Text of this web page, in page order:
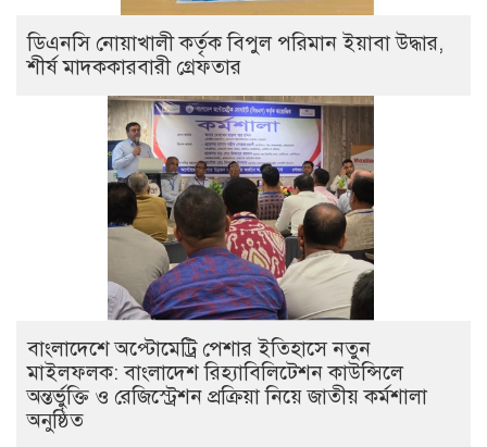
ডিএনসি নোয়াখালী কর্তৃক বিপুল পরিমান ইয়াবা উদ্ধার,
শীর্ষ মাদককারবারী গ্রেফতার
বাংলাদেশে অপ্টোমেট্রি পেশার ইতিহাসে নতুন
মাইলফলক: বাংলাদেশ রিহ্যাবিলিটেশন কাউন্সিলে
অন্তর্ভুক্তি ও রেজিস্ট্রেশন প্রক্রিয়া নিয়ে জাতীয় কর্মশালা
অনুষ্ঠিত